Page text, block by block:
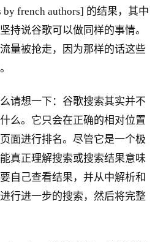
french authors] 的结果，其中
持说谷歌可以做同样的事情。
量被抢走，因为那样的话这些
请想一下：谷歌搜索其实并不
么。它只会在正确的相对位置
面进行排名。尽管它是一个极
真正理解搜索或搜索结果意味
自己查看结果，并从中解析和
行进一步的搜索，然后将完整